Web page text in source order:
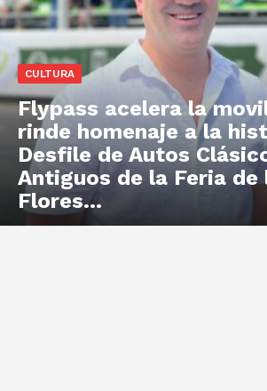
CULTURA
Flypass acelera la
rinde homenaje a la
Desfile de Autos
Antiguos de la Feria de
Flores...